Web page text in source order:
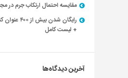
مقایسه احتمال ارتکاب جرم در
رایگان شدن
+ لیست کامل
آخرین دیدگاه‌ها